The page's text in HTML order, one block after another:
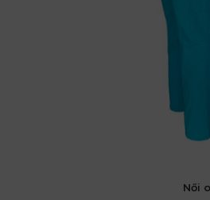
női 36 (S)
Női